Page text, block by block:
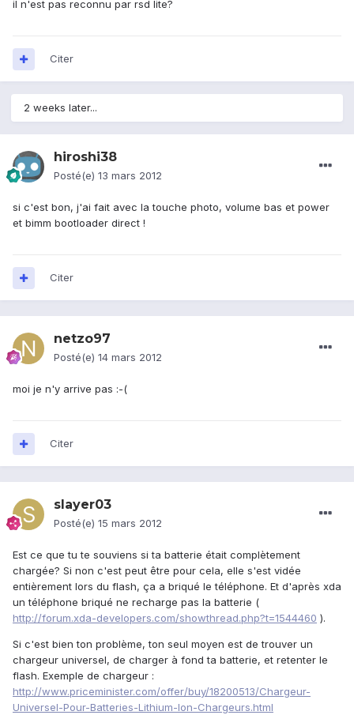
il n'est pas reconnu par rsd lite?
Citer
2 weeks later...
hiroshi38
Posté(e) 13 mars 2012
si c'est bon, j'ai fait avec la touche photo, volume bas et power
et bimm bootloader direct !
Citer
netzo97
Posté(e) 14 mars 2012
moi je n'y arrive pas :-(
Citer
slayer03
Posté(e) 15 mars 2012
Est ce que tu te souviens si ta batterie était complètement
chargée? Si non c'est peut être pour cela, elle s'est vidée
entièrement lors du flash, ça a briqué le téléphone. Et d'après xda
un téléphone briqué ne recharge pas la batterie (
http://forum.xda-developers.com/showthread.php?t=1544460 ).
Si c'est bien ton problème, ton seul moyen est de trouver un
chargeur universel, de charger à fond ta batterie, et retenter le
flash. Exemple de chargeur :
http://www.priceminister.com/offer/buy/18200513/Chargeur-
Universel-Pour-Batteries-Lithium-Ion-Chargeurs.html